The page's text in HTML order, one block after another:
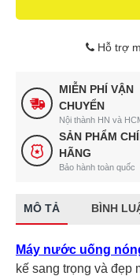
Hỗ trợ
MIỄN PHÍ VẬN
CHUYỂN
Nội thành HN và
SẢN PHẨM
HÃNG
Bảo hành toàn quốc
MÔ TẢ BÌNH
Máy nước uống
kế sang trọng và đẹp